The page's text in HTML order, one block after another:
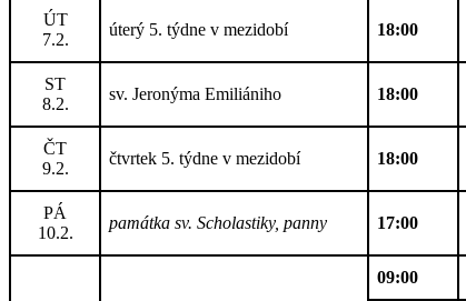
ÚT
7.2.
úterý 5. týdne v mezidobí 18:00
ST
8.2.
sv. Jeronýma Emiliániho 18:00
ČT
9.2.
čtvrtek 5. týdne v mezidobí 18:00
PÁ
10.2.
památka sv. Scholastiky, panny 17:00
09:00